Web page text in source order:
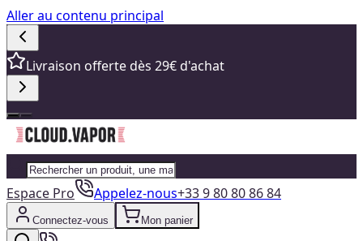
Aller au contenu principal
Livraison offerte dès 29€ d'achat
Espace Pro Appelez-nous+33 9 80 80 86 84
Connectez-vous Mon panier